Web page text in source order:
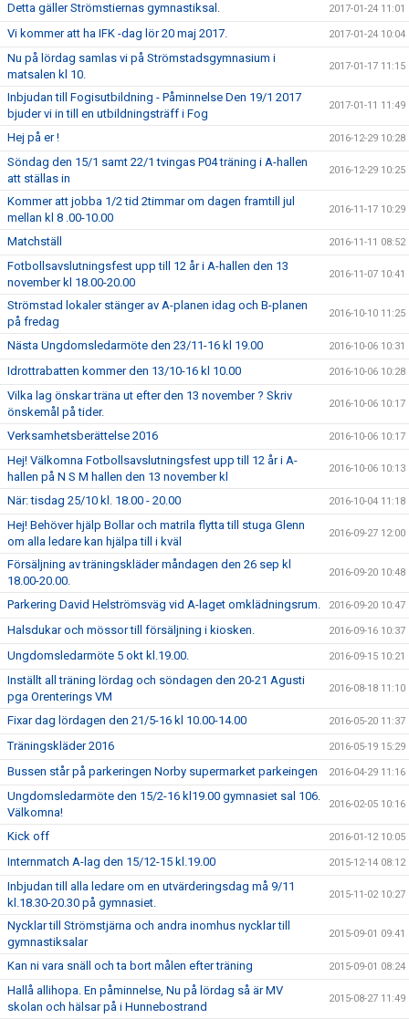
Detta gäller Strömstiernas gymnastiksal. 2017-01-24 11:01
Vi kommer att ha IFK -dag lör 20 maj 2017. 2017-01-24 10:04
Nu på lördag samlas vi på Strömstadsgymnasium i
matsalen kl 10.
2017-01-17 11:15
Inbjudan till Fogisutbildning - Påminnelse Den 19/1 2017
bjuder vi in till en utbildningsträff i Fog
2017-01-11 11:49
Hej på er ! 2016-12-29 10:28
Söndag den 15/1 samt 22/1 tvingas P04 träning i A-hallen
att ställas in
2016-12-29 10:25
Kommer att jobba 1/2 tid 2timmar om dagen framtill jul
mellan kl 8 .00-10.00
2016-11-17 10:29
Matchställ 2016-11-11 08:52
Fotbollsavslutningsfest upp till 12 år i A-hallen den 13
november kl 18.00-20.00
2016-11-07 10:41
Strömstad lokaler stänger av A-planen idag och B-planen
på fredag
2016-10-10 11:25
Nästa Ungdomsledarmöte den 23/11-16 kl 19.00 2016-10-06 10:31
Idrottrabatten kommer den 13/10-16 kl 10.00 2016-10-06 10:28
Vilka lag önskar träna ut efter den 13 november ? Skriv
önskemål på tider.
2016-10-06 10:17
Verksamhetsberättelse 2016 2016-10-06 10:17
Hej! Välkomna Fotbollsavslutningsfest upp till 12 år i A-
hallen på N S M hallen den 13 november kl
2016-10-06 10:13
När: tisdag 25/10 kl. 18.00 - 20.00 2016-10-04 11:18
Hej! Behöver hjälp Bollar och matrila flytta till stuga Glenn
om alla ledare kan hjälpa till i kväl
2016-09-27 12:00
Försäljning av träningskläder måndagen den 26 sep kl
18.00-20.00.
2016-09-20 10:48
Parkering David Helströmsväg vid A-laget omklädningsrum. 2016-09-20 10:47
Halsdukar och mössor till försäljning i kiosken. 2016-09-16 10:37
Ungdomsledarmöte 5 okt kl.19.00. 2016-09-15 10:21
Inställt all träning lördag och söndagen den 20-21 Agusti
pga Orenterings VM
2016-08-18 11:10
Fixar dag lördagen den 21/5-16 kl 10.00-14.00 2016-05-20 11:37
Träningskläder 2016 2016-05-19 15:29
Bussen står på parkeringen Norby supermarket parkeingen 2016-04-29 11:16
Ungdomsledarmöte den 15/2-16 kl19.00 gymnasiet sal 106.
Välkomna!
2016-02-05 10:16
Kick off 2016-01-12 10:05
Internmatch A-lag den 15/12-15 kl.19.00 2015-12-14 08:12
Inbjudan till alla ledare om en utvärderingsdag må 9/11
kl.18.30-20.30 på gymnasiet.
2015-11-02 10:27
Nycklar till Strömstjärna och andra inomhus nycklar till
gymnastiksalar
2015-09-01 09:41
Kan ni vara snäll och ta bort målen efter träning 2015-09-01 08:24
Hallå allihopa. En påminnelse, Nu på lördag så är MV
skolan och hälsar på i Hunnebostrand
2015-08-27 11:49